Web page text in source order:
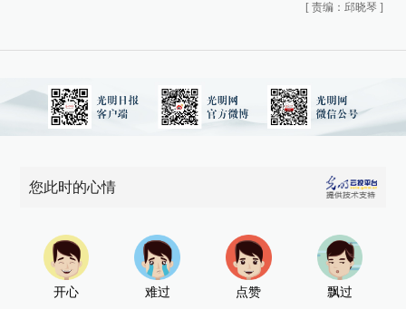
[ 责编：邱晓琴 ]
您此时的心情
开心 难过 点赞 飘过